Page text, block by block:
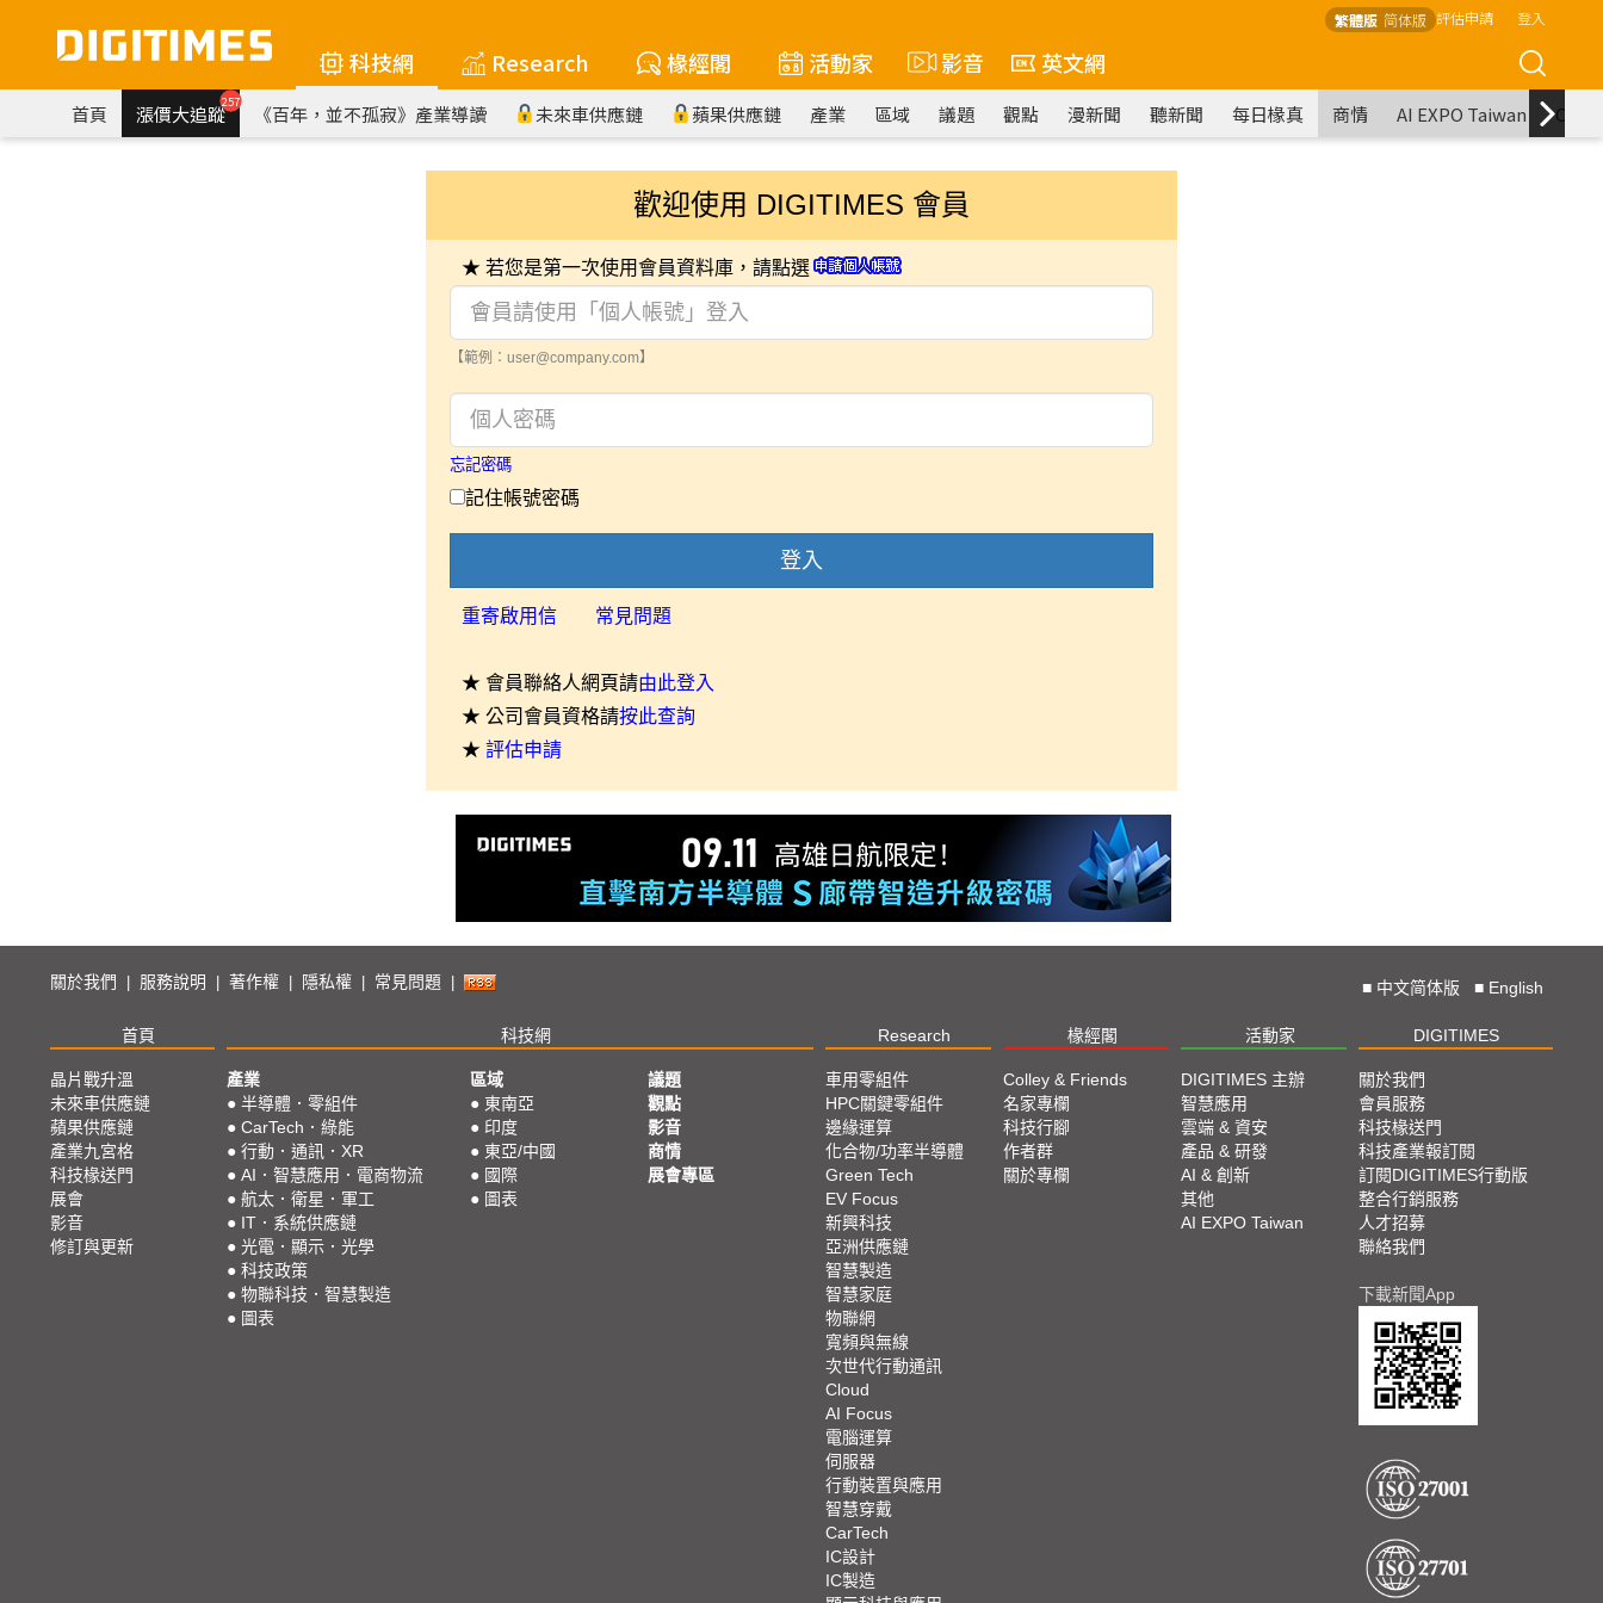
繁體版 简体版 評估申請 登入
科技網 Research 椽經閣 活動家 影音 英文網
首頁 漲價大追蹤257 《百年，並不孤寂》產業導讀 未來車供應鏈 蘋果供應鏈 產業 區域 議題 觀點 漫新聞 聽新聞 每日椽真 商情 AI EXPO Taiwan
歡迎使用 DIGITIMES 會員
★ 若您是第一次使用會員資料庫，請點選
【範例：user@company.com】
忘記密碼
記住帳號密碼
登入
重寄啟用信 常見問題
★ 會員聯絡人網頁請由此登入
★ 公司會員資格請按此查詢
★ 評估申請
關於我們 服務說明 著作權 隱私權 常見問題 ■ 中文简体版 ■ English
首頁 科技網 Research 椽經閣 活動家 DIGITIMES
晶片戰升溫
未來車供應鏈
蘋果供應鏈
產業九宮格
科技椽送門
展會
影音
修訂與更新
產業
● 半導體．零組件
● CarTech．綠能
● 行動．通訊．XR
● AI．智慧應用．電商物流
● 航太．衛星．軍工
● IT．系統供應鏈
● 光電．顯示．光學
● 科技政策
● 物聯科技．智慧製造
● 圖表
區域
● 東南亞
● 印度
● 東亞/中國
● 國際
● 圖表
議題
觀點
影音
商情
展會專區
車用零組件
HPC關鍵零組件
邊緣運算
化合物/功率半導體
Green Tech
EV Focus
新興科技
亞洲供應鏈
智慧製造
智慧家庭
物聯網
寬頻與無線
次世代行動通訊
Cloud
AI Focus
電腦運算
伺服器
行動裝置與應用
智慧穿戴
CarTech
IC設計
IC製造
Colley & Friends
名家專欄
科技行腳
作者群
關於專欄
DIGITIMES 主辦
智慧應用
雲端 & 資安
產品 & 研發
AI & 創新
其他
AI EXPO Taiwan
關於我們
會員服務
科技椽送門
科技產業報訂閱
訂閱DIGITIMES行動版
整合行銷服務
人才招募
聯絡我們
下載新聞App